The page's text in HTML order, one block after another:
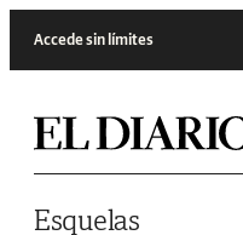
Accede sin límites
Esquelas